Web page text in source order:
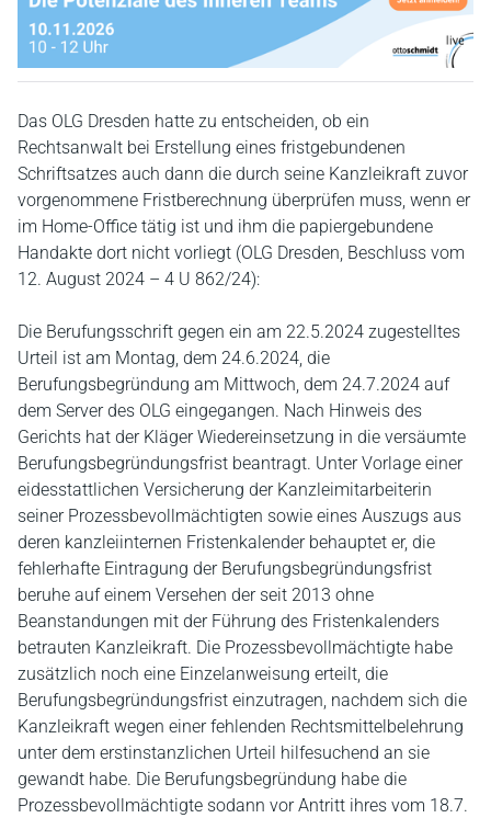
Das OLG Dresden hatte zu entscheiden, ob ein
Rechtsanwalt bei Erstellung eines fristgebundenen
Schriftsatzes auch dann die durch seine Kanzleikraft zuvor
vorgenommene Fristberechnung überprüfen muss, wenn er
im Home-Office tätig ist und ihm die papiergebundene
Handakte dort nicht vorliegt (OLG Dresden, Beschluss vom
12. August 2024 – 4 U 862/24):
Die Berufungsschrift gegen ein am 22.5.2024 zugestelltes
Urteil ist am Montag, dem 24.6.2024, die
Berufungsbegründung am Mittwoch, dem 24.7.2024 auf
dem Server des OLG eingegangen. Nach Hinweis des
Gerichts hat der Kläger Wiedereinsetzung in die versäumte
Berufungsbegründungsfrist beantragt. Unter Vorlage einer
eidesstattlichen Versicherung der Kanzleimitarbeiterin
seiner Prozessbevollmächtigten sowie eines Auszugs aus
deren kanzleiinternen Fristenkalender behauptet er, die
fehlerhafte Eintragung der Berufungsbegründungsfrist
beruhe auf einem Versehen der seit 2013 ohne
Beanstandungen mit der Führung des Fristenkalenders
betrauten Kanzleikraft. Die Prozessbevollmächtigte habe
zusätzlich noch eine Einzelanweisung erteilt, die
Berufungsbegründungsfrist einzutragen, nachdem sich die
Kanzleikraft wegen einer fehlenden Rechtsmittelbelehrung
unter dem erstinstanzlichen Urteil hilfesuchend an sie
gewandt habe. Die Berufungsbegründung habe die
Prozessbevollmächtigte sodann vor Antritt ihres vom 18.7.